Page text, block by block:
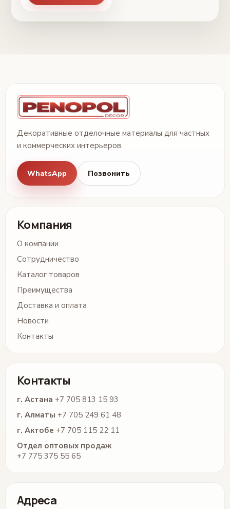
Декоративные отделочные материалы для частных
и коммерческих интерьеров.
WhatsApp Позвонить
Компания
О компании
Сотрудничество
Каталог товаров
Преимущества
Доставка и оплата
Новости
Контакты
Контакты
г. Астана +7 705 813 15 93
г. Алматы +7 705 249 61 48
г. Актобе +7 705 115 22 11
Отдел оптовых продаж
+7 775 375 55 65
Адреса